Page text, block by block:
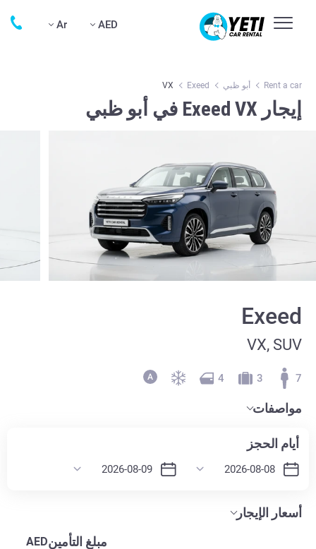
AED
Ar
Rent a car أبو ظبي Exeed
VX
إيجار Exeed VX في أبو ظبي
Exeed
VX, SUV
7
3
4
مواصفات
أيام الحجز
أسعار الإيجار
مبلغ التأمينAED